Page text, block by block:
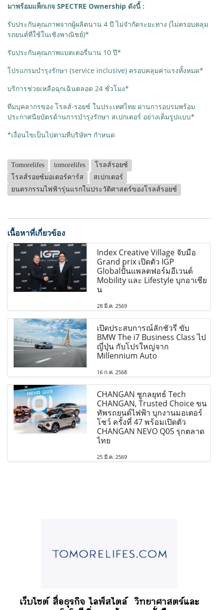
มาพร้อมแพ็กเกจ SPECTRE Ownership ดังนี้ :
รับประกันคุณภาพจากผู้ผลิตนาน 4 ปี ไม่จำกัดระยะทาง (ไม่ครอบคลุม
รถยนต์ที่ใช้ในเชิงพาณิชย์)*
รับประกันคุณภาพแบตเตอรี่นาน 10 ปี*
โปรแกรมบำรุงรักษา (service inclusive) ครอบคลุมค่าแรงทั้งหมด*
บริการช่วยเหลือฉุกเฉินตลอด 24 ชั่วโมง*
ทีมบุคลากรของ โรลส์-รอยซ์ ในประเทศไทย ผ่านการอบรมพร้อม
ประกาศนียบัตรด้านการบำรุงรักษา สเปกเตอร์ อย่างเต็มรูปแบบ*
*เงื่อนไขเป็นไปตามที่บริษัทฯ กำหนด
Tomorelifes tomorelifes
โรลส์รอยซ์
โรลส์รอยซ์มอเตอร์คาร์ส
สเปกเตอร์
ยนตรกรรมไฟฟ้ารุ่นแรกในประวัติศาสตร์ของโรลส์รอยซ์
เนื้อหาที่เกี่ยวข้อง
Index Creative Village จับมือ
Grand prix เปิดตัว IGP
Globalปั้นแพลตฟอร์มอีเวนต์
Mobility และ Lifestyle บุกอาเชีย
น
28 มี.ค. 2569
เปิดประสบการณ์ลักชัวรี่ ขับ
BMW The i7 Business Class ไป
ญี่ปุ่น กับโปรใหญ่จาก
Millennium Auto
16 ก.ค. 2568
CHANGAN ชูกลยุทธ์ Tech
CHANGAN, Trusted Choice ขน
ทัพรถยนต์ไฟฟ้า บุกงานมอเตอร์
โชว์ ครั้งที่ 47 พร้อมเปิดตัว
CHANGAN NEVO Q05 รุกตลาด
ไทย
25 มี.ค. 2569
เว็บไซต์ สื่อธุรกิจไลฟ์สไตล์ วิทยาศาสตร์และ